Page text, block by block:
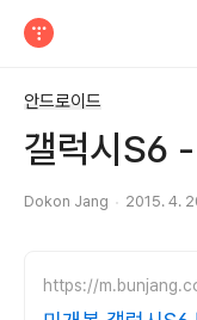
안드로이드
갤럭시S6
Dokon Jang 2015. 4.
https://